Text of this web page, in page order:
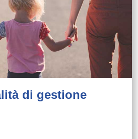
di gestione